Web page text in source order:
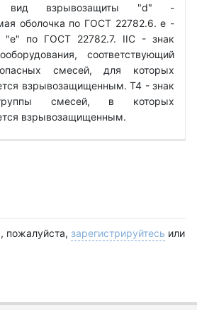
взрывозащиты "d" -
оболочка по ГОСТ 22782.6. е -
"е" по ГОСТ 22782.7. IIС - знак
соответствующий
смесей, для которых
взрывозащищенным. Т4 - знак
группы смесей, в которых
взрывозащищенным.
пожалуйста, зарегистрируйтесь или